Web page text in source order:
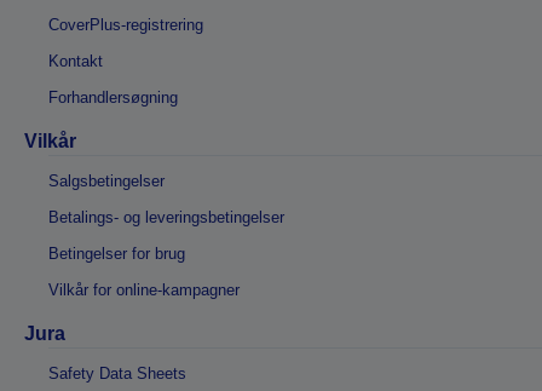
CoverPlus-registrering
Kontakt
Forhandlersøgning
Vilkår
Salgsbetingelser
Betalings- og leveringsbetingelser
Betingelser for brug
Vilkår for online-kampagner
Jura
Safety Data Sheets